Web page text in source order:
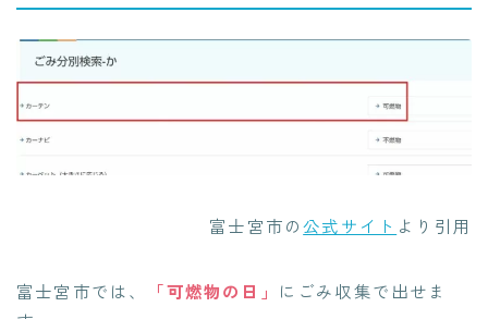
富士宮市の公式サイト より引用
富士宮市では、 「可燃物の日」 にごみ収集で出せま